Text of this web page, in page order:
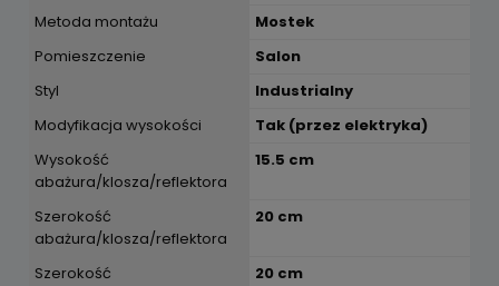
Metoda montażu
Mostek
Pomieszczenie
Salon
Styl
Industrialny
Modyfikacja wysokości
Tak (przez elektryka)
Wysokość
abażura/klosza/reflektora
15.5 cm
Szerokość
abażura/klosza/reflektora
20 cm
Szerokość
20 cm